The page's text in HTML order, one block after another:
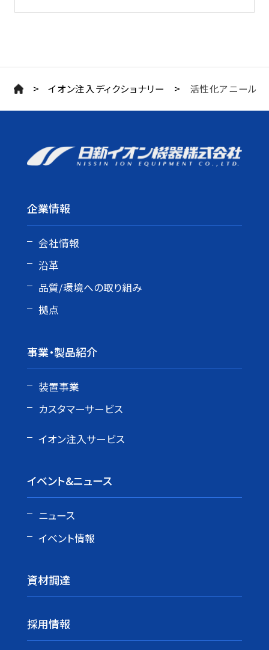
> イオン注入ディクショナリー > 活性化アニール
企業情報
会社情報
沿革
品質/環境への取り組み
拠点
事業・製品紹介
装置事業
カスタマーサービス
イオン注入サービス
イベント&ニュース
ニュース
イベント情報
資材調達
採用情報